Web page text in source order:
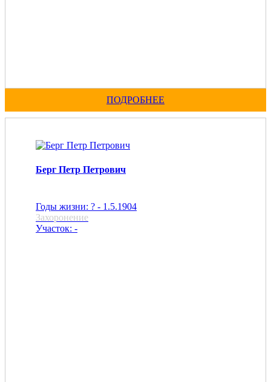
ПОДРОБНЕЕ
Берг Петр Петрович
Годы жизни: ? - 1.5.1904
Захоронение
Участок: -